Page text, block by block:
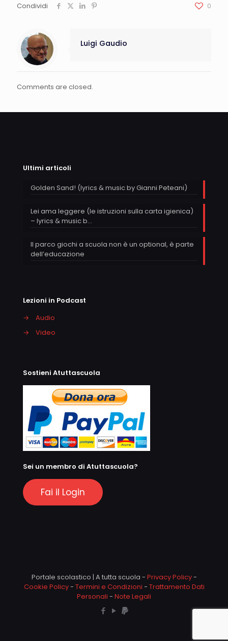
Condividi 0
Luigi Gaudio
Comments are closed.
Ultimi articoli
Golden Sand! (lyrics & music by Gianni Peteani)
Lei ama leggere (le istruzioni sulla carta igienica)
– lyrics & music b…
Il parco giochi a scuola non è un optional, è parte
dell’educazione
Lezioni in Podcast
→
Audio
→
Video
Sostieni Atuttascuola
Sei un membro di Atuttascuola?
Fai il Login
Portale scolastico | A tutta scuola - Privacy Policy-
Cookie Policy- Termini e Condizioni - Trattamento Dati
Personali - Note Legali